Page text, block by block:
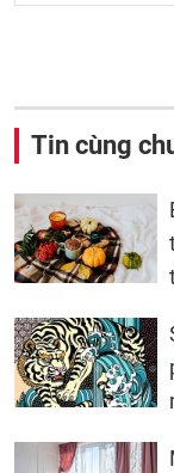
Tin cùng